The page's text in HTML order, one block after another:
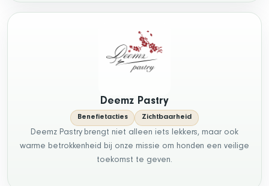
Deemz Pastry
Benefietacties Zichtbaarheid
Deemz Pastry brengt niet alleen iets lekkers, maar ook
warme betrokkenheid bij onze missie om honden een veilige
toekomst te geven.